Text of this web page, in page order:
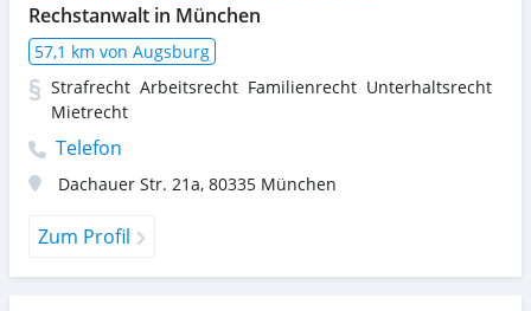
Rechstanwalt in München
57,1 km von Augsburg
Strafrecht Arbeitsrecht Familienrecht Unterhaltsrecht
Mietrecht
Telefon
Dachauer Str. 21a, 80335 München
Zum Profil